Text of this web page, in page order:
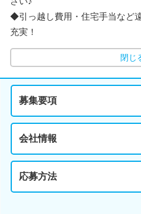
◆引っ越し費用・住宅手当など
充実！
閉じ
募集要項
会社情報
応募方法